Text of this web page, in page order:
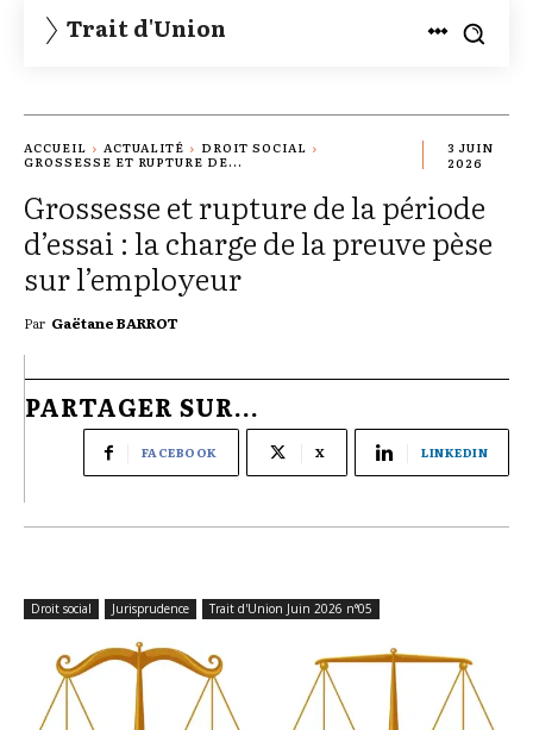
Trait d'Union
ACCUEIL ACTUALITÉ
DROIT SOCIAL
GROSSESSE ET RUPTURE DE...
3 JUIN
2026
Grossesse et rupture de la période
d’essai : la charge de la preuve pèse
sur l’employeur
Par Gaëtane BARROT
PARTAGER SUR...
FACEBOOK X LINKEDIN
Droit social Jurisprudence Trait d'Union Juin 2026 n°05